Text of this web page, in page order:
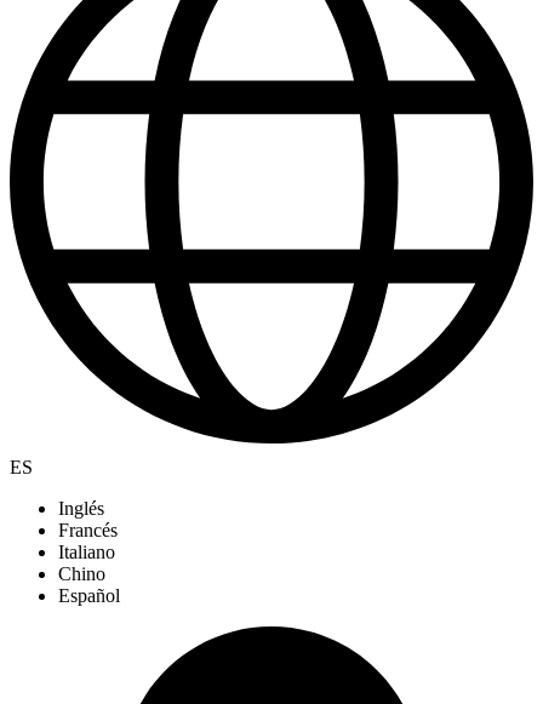
ES
Inglés
Francés
Italiano
Chino
Español